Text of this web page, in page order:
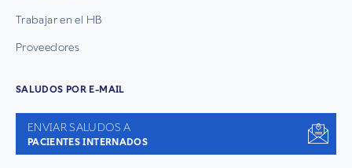
Trabajar en el HB
Proveedores
SALUDOS POR E-MAIL
ENVIAR SALUDOS A
PACIENTES INTERNADOS